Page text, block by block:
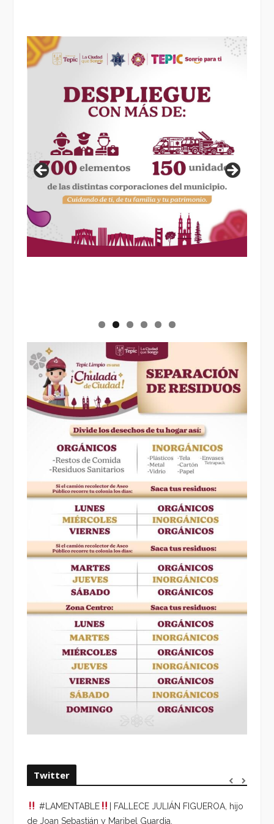
Twitter
#LAMENTABLE
| FALLECE JULIÁN FIGUEROA, hijo
de Joan Sebastián y Maribel Guardia.